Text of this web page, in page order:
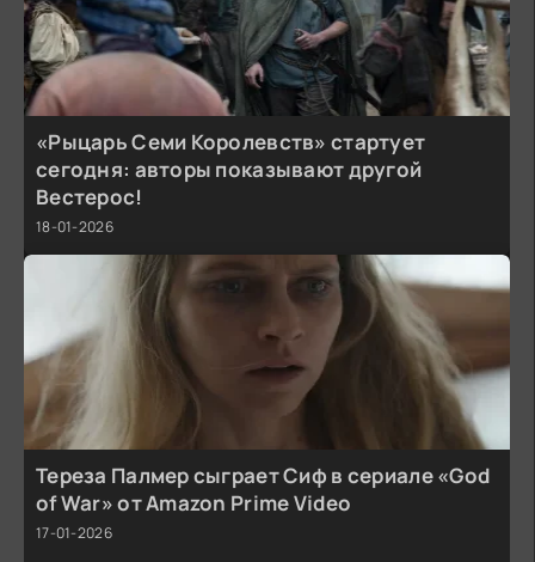
«Рыцарь Семи Королевств» стартует
сегодня: авторы показывают другой
Вестерос!
18-01-2026
Тереза Палмер сыграет Сиф в сериале «God
of War» от Amazon Prime Video
17-01-2026